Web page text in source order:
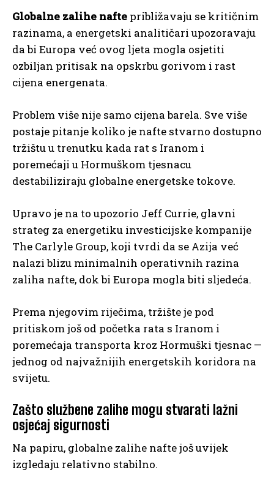
Globalne zalihe nafte približavaju se kritičnim
razinama, a energetski analitičari upozoravaju
da bi Europa već ovog ljeta mogla osjetiti
ozbiljan pritisak na opskrbu gorivom i rast
cijena energenata.
Problem više nije samo cijena barela. Sve više
postaje pitanje koliko je nafte stvarno dostupno
tržištu u trenutku kada rat s Iranom i
poremećaji u Hormuškom tjesnacu
destabiliziraju globalne energetske tokove.
Upravo je na to upozorio Jeff Currie, glavni
strateg za energetiku investicijske kompanije
The Carlyle Group, koji tvrdi da se Azija već
nalazi blizu minimalnih operativnih razina
zaliha nafte, dok bi Europa mogla biti sljedeća.
Prema njegovim riječima, tržište je pod
pritiskom još od početka rata s Iranom i
poremećaja transporta kroz Hormuški tjesnac —
jednog od najvažnijih energetskih koridora na
svijetu.
Zašto službene zalihe mogu stvarati lažni
osjećaj sigurnosti
Na papiru, globalne zalihe nafte još uvijek
izgledaju relativno stabilno.